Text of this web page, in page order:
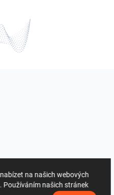
na našich webových
Používáním našich stránek